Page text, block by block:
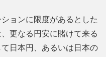
ョンに限度があるとした
更なる円安に賭けて来る
日本円、あるいは日本の